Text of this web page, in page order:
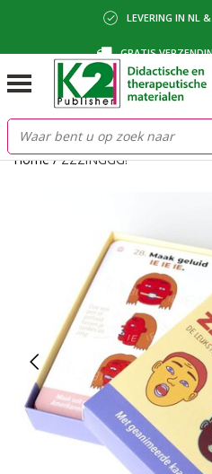
LEVERING IN NL
GRATIS
BETALING VIA IDEAL,
Home/ZZZiNGGG!